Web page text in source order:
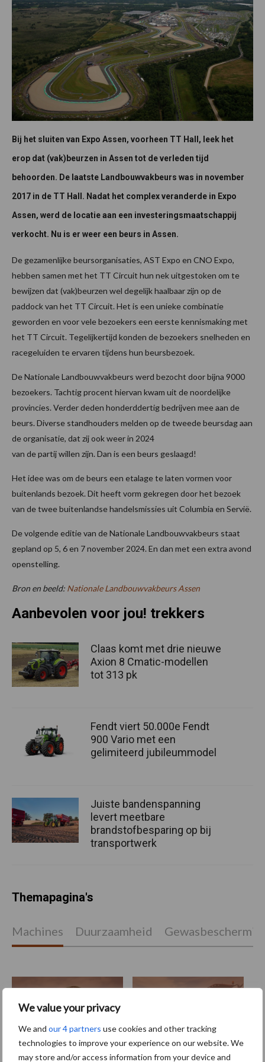
We value your privacy
We and our 4 partners use cookies and other tracking
technologies to improve your experience on our website. We
may store and/or access information from your device and
Bij het sluiten van Expo Assen, voorheen TT Hall, leek het
erop dat (vak)beurzen in Assen tot de verleden tijd
behoorden. De laatste Landbouwvakbeurs was in november
2017 in de TT Hall. Nadat het complex veranderde in Expo
Assen, werd de locatie aan een investeringsmaatschappij
verkocht. Nu is er weer een beurs in Assen.
De gezamenlijke beursorganisaties, AST Expo en CNO Expo,
hebben samen met het TT Circuit hun nek uitgestoken om te
bewijzen dat (vak)beurzen wel degelijk haalbaar zijn op de
paddock van het TT Circuit. Het is een unieke combinatie
geworden en voor vele bezoekers een eerste kennismaking met
het TT Circuit. Tegelijkertijd konden de bezoekers snelheden en
racegeluiden te ervaren tijdens hun beursbezoek.
De Nationale Landbouwvakbeurs werd bezocht door bijna 9000
bezoekers. Tachtig procent hiervan kwam uit de noordelijke
provincies. Verder deden honderddertig bedrijven mee aan de
beurs. Diverse standhouders melden op de tweede beursdag aan
de organisatie, dat zij ook weer in 2024
van de partij willen zijn. Dan is een beurs geslaagd!
Het idee was om de beurs een etalage te laten vormen voor
buitenlands bezoek. Dit heeft vorm gekregen door het bezoek
van de twee buitenlandse handelsmissies uit Columbia en Servië.
De volgende editie van de Nationale Landbouwvakbeurs staat
gepland op 5, 6 en 7 november 2024. En dan met een extra avond
openstelling.
Bron en beeld: Nationale Landbouwvakbeurs Assen
Aanbevolen voor jou! trekkers
Claas komt met drie nieuwe
Axion 8 Cmatic-modellen
tot 313 pk
Fendt viert 50.000e Fendt
900 Vario met een
gelimiteerd jubileummodel
Juiste bandenspanning
levert meetbare
brandstofbesparing op bij
transportwerk
Themapagina's
Machines Duurzaamheid
Kunstmeststrooier